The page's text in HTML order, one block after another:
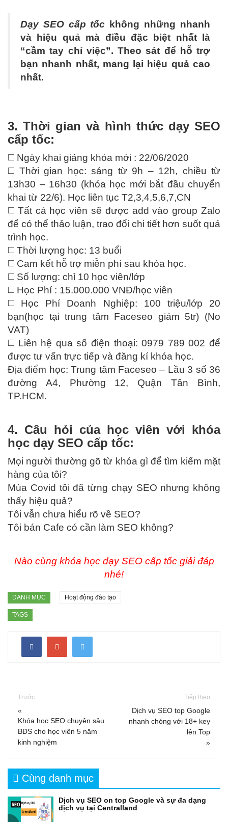
Dạy SEO cấp tốc không những nhanh
và hiệu quả mà điều đặc biệt nhất là
“cầm tay chỉ việc”. Theo sát để hỗ trợ
bạn nhanh nhất, mang lại hiệu quả cao
nhất.
3. Thời gian và hình thức dạy SEO
cấp tốc:
◻️ Ngày khai giảng khóa mới : 22/06/2020
◻️ Thời gian học: sáng từ 9h – 12h, chiều từ
13h30 – 16h30 (khóa học mới bắt đầu chuyển
khai từ 22/6). Học liên tục T2,3,4,5,6,7,CN
◻️ Tất cả học viên sẽ được add vào group Zalo
để có thể thảo luận, trao đổi chi tiết hơn suốt quá
trình học.
◻️ Thời lượng học: 13 buổi
◻️ Cam kết hỗ trợ miễn phí sau khóa học.
◻️ Số lượng: chỉ 10 học viên/lớp
◻️ Học Phí : 15.000.000 VNĐ/học viên
◻️ Học Phí Doanh Nghiệp: 100 triệu/lớp 20
bạn(học tại trung tâm Faceseo giảm 5tr) (No
VAT)
◻️ Liên hệ qua số điện thoại: 0979 789 002 để
được tư vấn trực tiếp và đăng kí khóa học.
Địa điểm học: Trung tâm Faceseo – Lầu 3 số 36
đường A4, Phường 12, Quận Tân Bình,
TP.HCM.
4. Câu hỏi của học viên với khóa
học dạy SEO cấp tốc:
Mọi người thường gõ từ khóa gì để tìm kiếm mặt
hàng của tôi?
Mùa Covid tôi đã từng chạy SEO nhưng không
thấy hiệu quả?
Tôi vẫn chưa hiểu rõ về SEO?
Tôi bán Cafe có cần làm SEO không?
Nào cùng khóa học dạy SEO cấp tốc giải đáp
nhé!
DANH MỤC Hoạt động đào tạo
TAGS
Trước
«
Khóa học SEO chuyên sâu
BĐS cho học viên 5 năm
kinh nghiệm
Tiếp theo
Dịch vụ SEO top Google
nhanh chóng với 18+ key
lên Top
»
Cùng danh mục
Dịch vụ SEO on top Google và sự đa dạng
dịch vụ tại Centralland